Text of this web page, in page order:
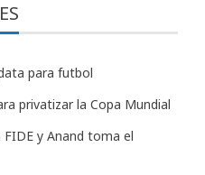
para futbol
privatizar la Copa Mundial
y Anand toma el